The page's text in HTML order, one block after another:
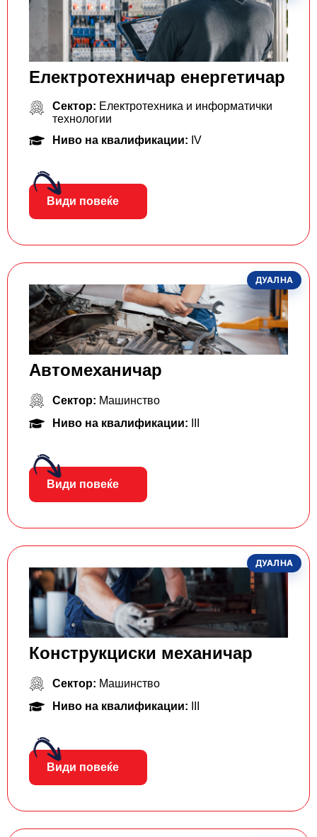
Електротехничар енергетичар
Сектор: Електротехника и информатички
технологии
Ниво на квалификации: IV
Види повеќе
ДУАЛНА
Автомеханичар
Сектор: Машинство
Ниво на квалификации:
Види повеќе
ДУАЛНА
Конструкциски механичар
Сектор: Машинство
Ниво на квалификации:
Види повеќе